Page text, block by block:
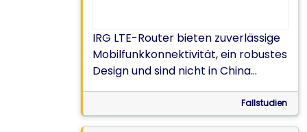
IRG LTE-Router bieten zuverlässige
Mobilfunkkonnektivität, ein robustes
Design und sind nicht in China
gefertigt – ideal für intelligente
Fallstudien